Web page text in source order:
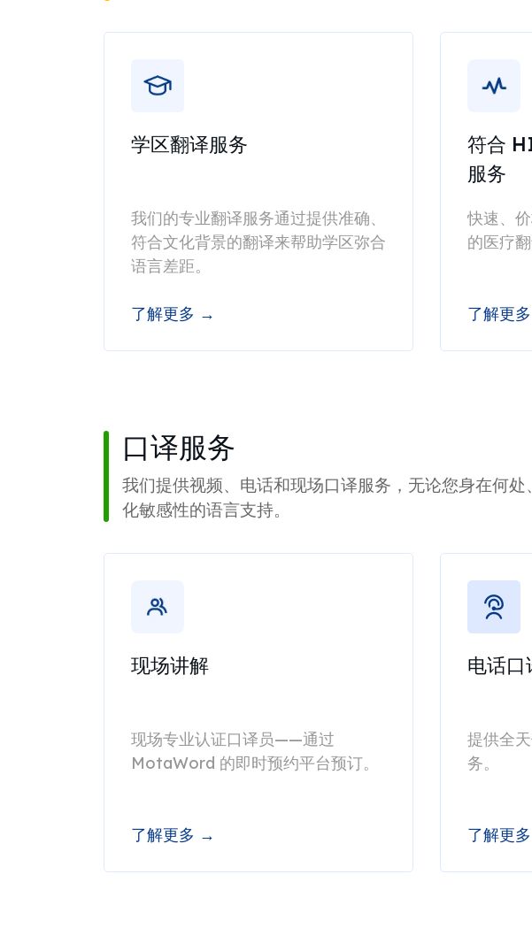
学区翻译服务
我们的专业翻译服务通过提供准确、
符合文化背景的翻译来帮助学区弥合
语言差距。
了解更多 →
符合
服务
快速、
的医疗
了解更
口译服务
我们提供视频、电话和现场口译服务，无论您身在何
化敏感性的语言支持。
现场讲解
现场专业认证口译员——通过
MotaWord 的即时预约平台预订。
了解更多 →
电话口
提供全
务。
了解更